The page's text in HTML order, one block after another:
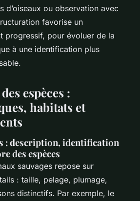
d’oiseaux ou observation avec
favorise un
progressif, pour évoluer de la
à une identification plus
espèces :
habitats et
: description, identification
des espèces
sauvages repose sur
: taille, pelage, plumage,
distinctifs. Par exemple, le